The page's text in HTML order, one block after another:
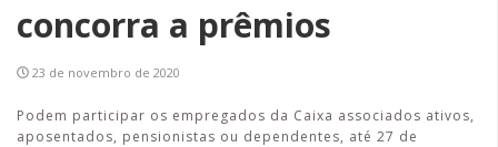
concorra a prêmios
23 de novembro de 2020
Podem participar os empregados da Caixa associados ativos,
aposentados, pensionistas ou dependentes, até 27 de